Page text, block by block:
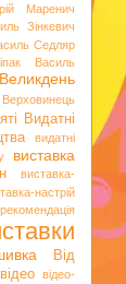
Маренич
Зінкевич
Седляр
Василь
Великдень
Верховинець
Видатні
видатні
виставка
виставка-
настрій
Від
відео відео-